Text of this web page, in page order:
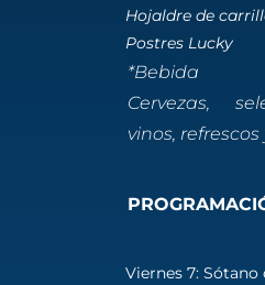
Hojaldre de
Postres Lucky
*Bebida
Cervezas,
vinos,
Viernes 7: